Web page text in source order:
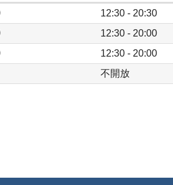
12:30 - 20:30
12:30 - 20:00
12:30 - 20:00
不開放